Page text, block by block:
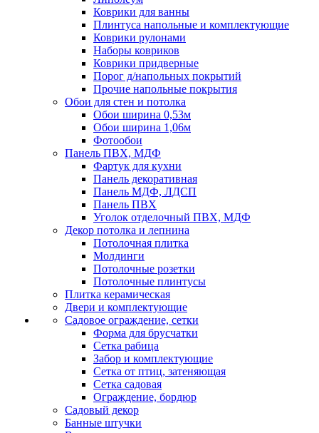
Коврики для ванны
Плинтуса напольные и комплектующие
Коврики рулонами
Наборы ковриков
Коврики придверные
Порог д/напольных покрытий
Прочие напольные покрытия
Обои для стен и потолка
Обои ширина 0,53м
Обои ширина 1,06м
Фотообои
Панель ПВХ, МДФ
Фартук для кухни
Панель декоративная
Панель МДФ, ЛДСП
Панель ПВХ
Уголок отделочный ПВХ, МДФ
Декор потолка и лепнина
Потолочная плитка
Молдинги
Потолочные розетки
Потолочные плинтусы
Плитка керамическая
Двери и комплектующие
Садовое ограждение, сетки
Форма для брусчатки
Сетка рабица
Забор и комплектующие
Сетка от птиц, затеняющая
Сетка садовая
Ограждение, бордюр
Садовый декор
Банные штучки